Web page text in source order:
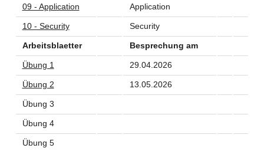
09 - Application Application
10 - Security Security
Arbeitsblaetter Besprechung am
Übung 1 29.04.2026
Übung 2 13.05.2026
Übung 3
Übung 4
Übung 5